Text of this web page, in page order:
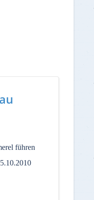
führen